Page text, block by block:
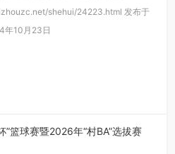
shehui/24223.html 发布于
年10月23日
”篮球赛暨2026年“村BA”选拔赛